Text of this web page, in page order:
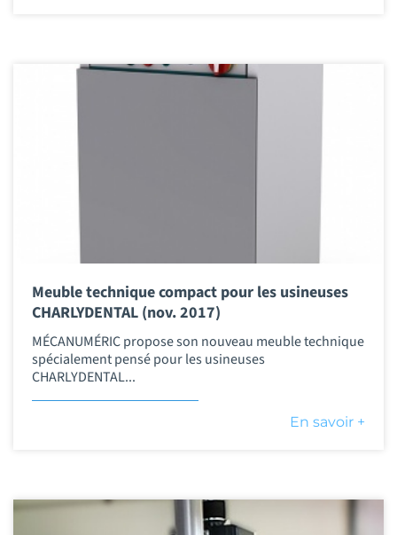
Meuble technique compact pour les usineuses
CHARLYDENTAL (nov. 2017)
MÉCANUMÉRIC propose son nouveau meuble technique
spécialement pensé pour les usineuses
CHARLYDENTAL...
En savoir +